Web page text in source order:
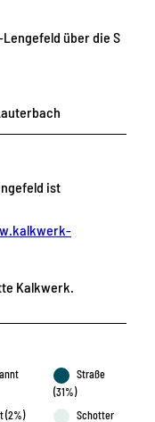
über die S
ist
Kalkwerk.
Straße
(31%)
(2%)
Schotter